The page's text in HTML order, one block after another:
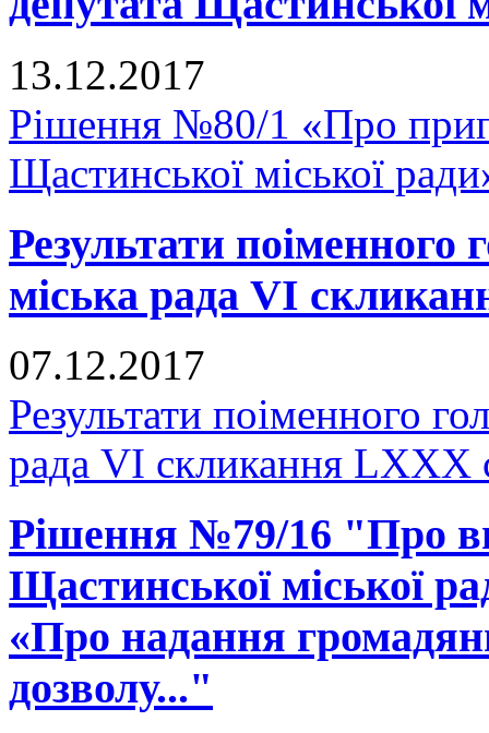
13.12.2017
Рішення №80/1 «Про
Щастинської міської
Результати
міська рада VI
07.12.2017
Результати поіменного
рада VI скликання LXXX
Рішення №79/16 "Про
Щастинської міської
«Про надання
дозволу..."